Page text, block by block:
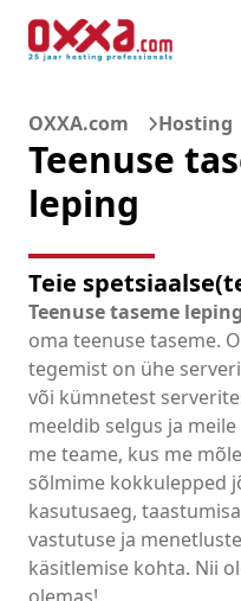
OXXA.com Hosting
Teenuse
leping
Teie
Teenuse taseme
oma teenuse taseme.
tegemist on ühe
või kümnetest
meeldib selgus ja
me teame, kus me
sõlmime kokkulepped
kasutusaeg,
vastutuse ja
käsitlemise kohta. Nii